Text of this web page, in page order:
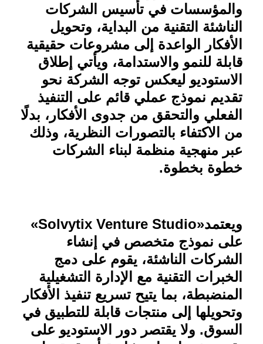
والمؤسسات في تأسيس الشركات
الناشئة التقنية من البداية، وتحويل
الأفكار الواعدة إلى مشروعات حقيقية
قابلة للنمو والاستدامة، ويأتي إطلاق
الاستوديو ليعكس توجه الشركة نحو
تقديم نموذج عملي قائم على التنفيذ
الفعلي والتحقق من جدوى الأفكار، بدلًا
من الاكتفاء بالتصورات النظرية، وذلك
عبر منهجية منظمة لبناء الشركات
خطوة بخطوة.
ويعتمد«Solvytix Venture Studio»
على نموذج متخصص في إنشاء
الشركات الناشئة، يقوم على دمج
الخبرات التقنية مع الإدارة التشغيلية
المنضبطة، بما يتيح تسريع تنفيذ الأفكار
وتحويلها إلى منتجات قابلة للتطبيق في
السوق. ولا يقتصر دور الاستوديو على